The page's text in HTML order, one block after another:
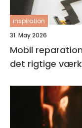
inspiration
31. May 2026
Mobil
det rigtige